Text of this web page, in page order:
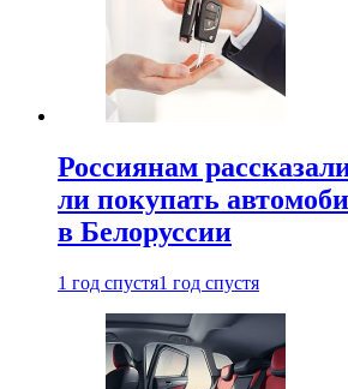
Россиянам
ли покупать
в Белоруссии
1 год спустя1 год спустя